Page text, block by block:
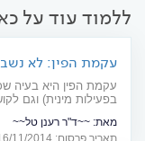
ללמוד עוד על
עקמת הפין: לא
עקמת הפין היא בעיה
בפעילות מינית) וגם
מאת: ~~ד"ר רענן טל~~
תאריך פרסום: 16/11/2014